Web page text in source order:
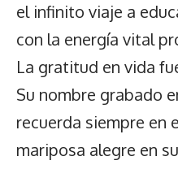
el infinito viaje a
con la energía vital
La gratitud en vida
Su nombre grabado
recuerda siempre en
mariposa alegre en